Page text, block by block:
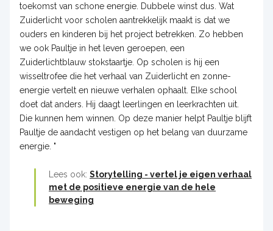
toekomst van schone energie. Dubbele winst dus. Wat
Zuiderlicht voor scholen aantrekkelijk maakt is dat we
ouders en kinderen bij het project betrekken. Zo hebben
we ook Paultje in het leven geroepen, een
Zuiderlichtblauw stokstaartje. Op scholen is hij een
wisseltrofee die het verhaal van Zuiderlicht en zonne-
energie vertelt en nieuwe verhalen ophaalt. Elke school
doet dat anders. Hij daagt leerlingen en leerkrachten uit.
Die kunnen hem winnen. Op deze manier helpt Paultje blijft
Paultje de aandacht vestigen op het belang van duurzame
energie. "
Lees ook: Storytelling - vertel je eigen verhaal
met de positieve energie van de hele
beweging